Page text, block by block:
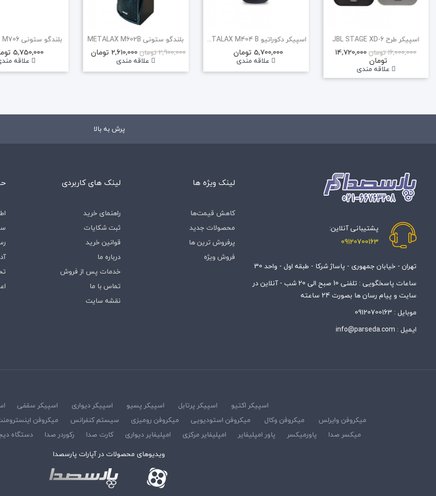
اسپیکر طرح JBL STAGE XD-6
16,000,000 تومان
14,720,000
تومان
علاقه مندی
اسپیکر دکوراتیو METALAX M404 B
5,700,000 تومان
علاقه مندی
بلندگو ستونی METALAX M602B
2,900,000 تومان
2,610,000 تومان
علاقه مندی
بلندگو ستونی METALAX M706
5,750,000 تومان
علاقه
پرش به بالا
پشتیبانی آنلاین:
09120700163
تهران - خیابان جمهوری - پاساژ شرکا - طبقه اول - واحد 30
ساعات پاسخگویی : تلفنی 10 صبح الی 20 شب - آنلاین در
سایت و پیام رسان ها بصورت 24 ساعته
موبایل : 09120700163
ایمیل : info@parseda.com
لینک ویژه ها
کاهش قیمت‌ها
محصولات جدید
پرفروش ترین ها
فروش ویژه
لینک های کاربردی
راهنمای خرید
ثبت شکایات
قوانین خرید
درباره‌ ما
خدمات پس از فروش
تماس با ما
نقشه سایت
اسپیکر اکتیو اسپیکر پرتابل اسپیکر پسیو اسپیکر دیواری اسپیکر سقفی
میکروفن وایرلس
میکروفن وکال میکروفن استودیویی میکروفن رومیزی سیستم کنفرانس میکروفن
میکسر صدا
پاورمیکسر پاور امپلیفایر امپلیفایر مرکزی امپلیفایر دیواری کارت صدا رکوردر صدا دستگاه
ویدیوهای محصولات در آپارات پارسصدا